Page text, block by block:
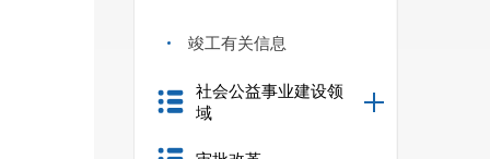
竣工有关信息
社会公益事业建设领
域